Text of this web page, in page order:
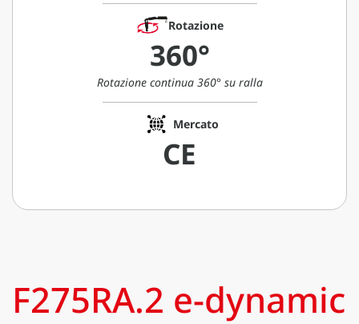
Rotazione
360°
Rotazione continua 360° su ralla
Mercato
CE
F275RA.2 e-dynamic